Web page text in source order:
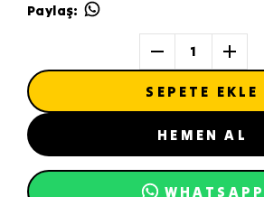
Paylaş:
1
SEPETE EKLE
HEMEN AL
WHATSAPP